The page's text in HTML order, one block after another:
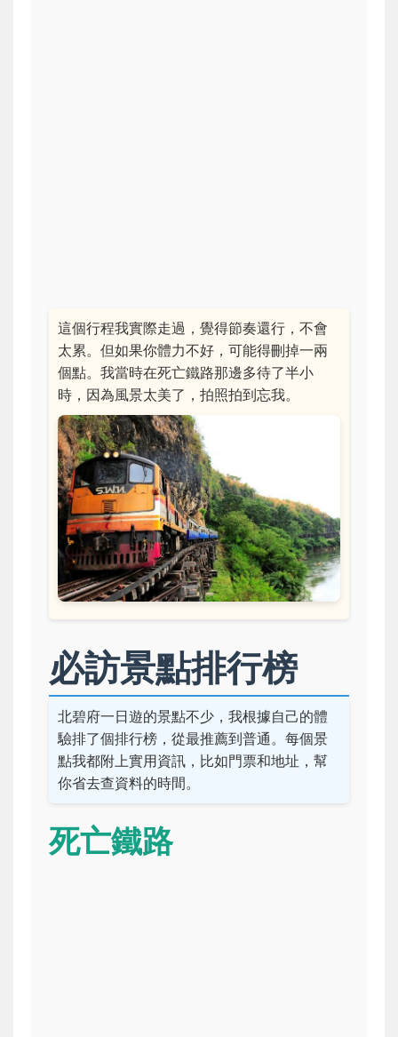
這個行程我實際走過，覺得節奏還行，不會
太累。但如果你體力不好，可能得刪掉一兩
個點。我當時在死亡鐵路那邊多待了半小
時，因為風景太美了，拍照拍到忘我。
必訪景點排行榜
北碧府一日遊的景點不少，我根據自己的體
驗排了個排行榜，從最推薦到普通。每個景
點我都附上實用資訊，比如門票和地址，幫
你省去查資料的時間。
死亡鐵路